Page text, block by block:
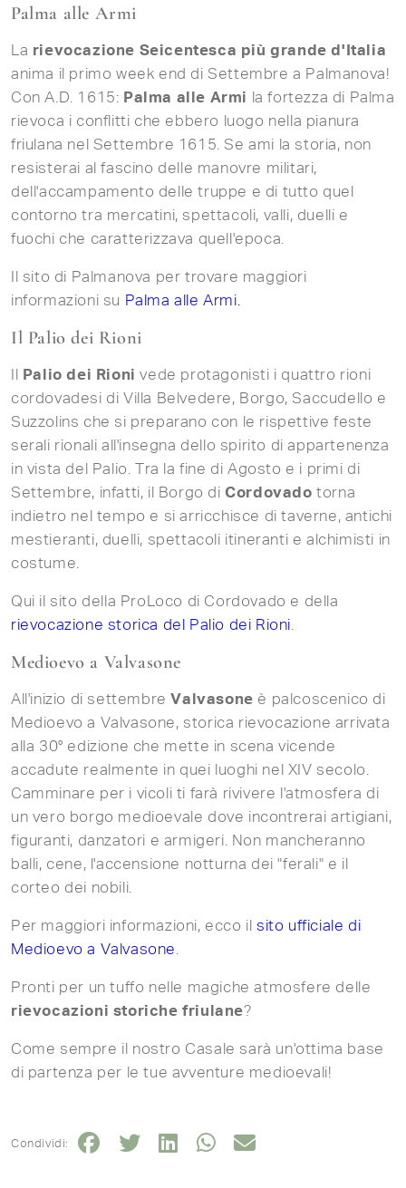
Palma alle Armi
La rievocazione Seicentesca più grande d'Italia
anima il primo week end di Settembre a Palmanova!
Con A.D. 1615: Palma alle Armi la fortezza di Palma
rievoca i conflitti che ebbero luogo nella pianura
friulana nel Settembre 1615. Se ami la storia, non
resisterai al fascino delle manovre militari,
dell'accampamento delle truppe e di tutto quel
contorno tra mercatini, spettacoli, valli, duelli e
fuochi che caratterizzava quell'epoca.
Il sito di Palmanova per trovare maggiori
informazioni su Palma alle Armi.
Il Palio dei Rioni
Palio dei Rioni vede protagonisti i quattro rioni
cordovadesi di Villa Belvedere, Borgo, Saccudello e
Suzzolins che si preparano con le rispettive feste
serali rionali all'insegna dello spirito di appartenenza
in vista del Palio. Tra la fine di Agosto e i primi di
Settembre, infatti, il Borgo di Cordovado torna
indietro nel tempo e si arricchisce di taverne, antichi
mestieranti, duelli, spettacoli itineranti e alchimisti in
costume.
Qui il sito della ProLoco di Cordovado e della
rievocazione storica del Palio dei Rioni.
Medioevo a Valvasone
All'inizio di settembreValvasone è palcoscenico di
Medioevo a Valvasone, storica rievocazione arrivata
alla 30° edizione che mette in scena vicende
accadute realmente in quei luoghi nel XIV secolo.
Camminare per i vicoli ti farà rivivere l'atmosfera di
un vero borgo medioevale dove incontrerai artigiani,
figuranti, danzatori e armigeri. Non mancheranno
balli, cene, l'accensione notturna dei "ferali" e il
corteo dei nobili.
Per maggiori informazioni, ecco ilsito ufficiale di
Medioevo a Valvasone.
Pronti per un tuffo nelle magiche atmosfere delle
rievocazioni storiche friulane?
Come sempre il nostro Casale sarà un'ottima base
di partenza per le tue avventure medioevali!
Condividi: